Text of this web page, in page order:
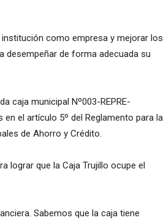
como empresa y mejorar los
desempeñar de forma adecuada su
caja municipal Nº003-REPRE-
el artículo 5º del Reglamento para la
de Ahorro y Crédito.
lograr que la Caja Trujillo ocupe el
Sabemos que la caja tiene